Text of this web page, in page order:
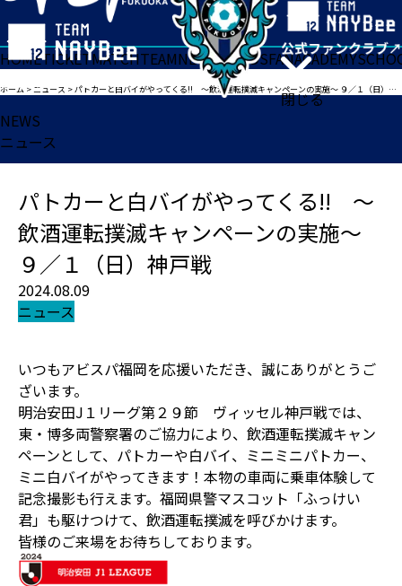
閉じる
HOMETICKETMATCHTEAMNEWSGOODSFANACADEMY
ホーム >ニュース >パトカーと白バイがやってくる!! ～飲酒運転撲滅キャンペーンの実施～ ９／１（日）神戸戦
NEWS
ニュース
パトカーと白バイがやってくる!! ～
飲酒運転撲滅キャンペーンの実施～
９／１（日）神戸戦
2024.08.09
ニュース
いつもアビスパ福岡を応援いただき、誠にありがとうご
ざいます。
明治安田J１リーグ第２９節 ヴィッセル神戸戦では、
東・博多両警察署のご協力により、飲酒運転撲滅キャン
ペーンとして、パトカーや白バイ、ミニミニパトカー、
ミニ白バイがやってきます！本物の車両に乗車体験して
記念撮影も行えます。福岡県警マスコット「ふっけい
君」も駆けつけて、飲酒運転撲滅を呼びかけます。
皆様のご来場をお待ちしております。